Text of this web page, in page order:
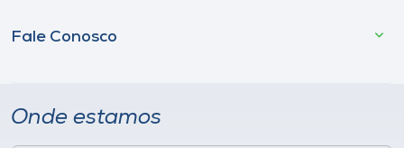
Fale Conosco
Onde estamos